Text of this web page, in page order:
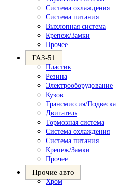
Система охлаждения
Система питания
Выхлопная система
Крепеж/Замки
Прочее
ГАЗ-51
Пластик
Резина
Электрооборудование
Кузов
Трансмиссия/Подвеска
Двигатель
Тормозная система
Система охлаждения
Система питания
Крепеж/Замки
Прочее
Прочие авто
Хром